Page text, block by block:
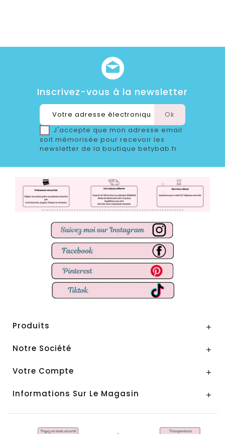
Inscrivez-vous à la newsletter
J'accepte que mon adresse email
soit mémorisée pour recevoir les
newsletter de la boutique betybab.fr
Produits 
Notre Société 
Votre Compte 
Informations Sur Le Magasin 